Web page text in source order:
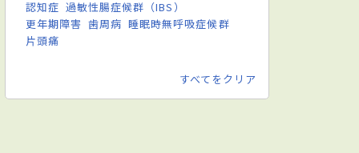
認知症 過敏性腸症候群（IBS）
更年期障害 歯周病 睡眠時無呼吸症候群
片頭痛
すべてをクリア